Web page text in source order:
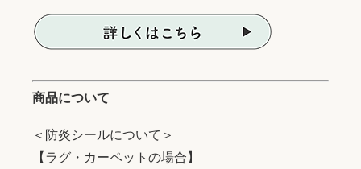
商品について
＜防炎シールについて＞
【ラグ・カーペットの場合】